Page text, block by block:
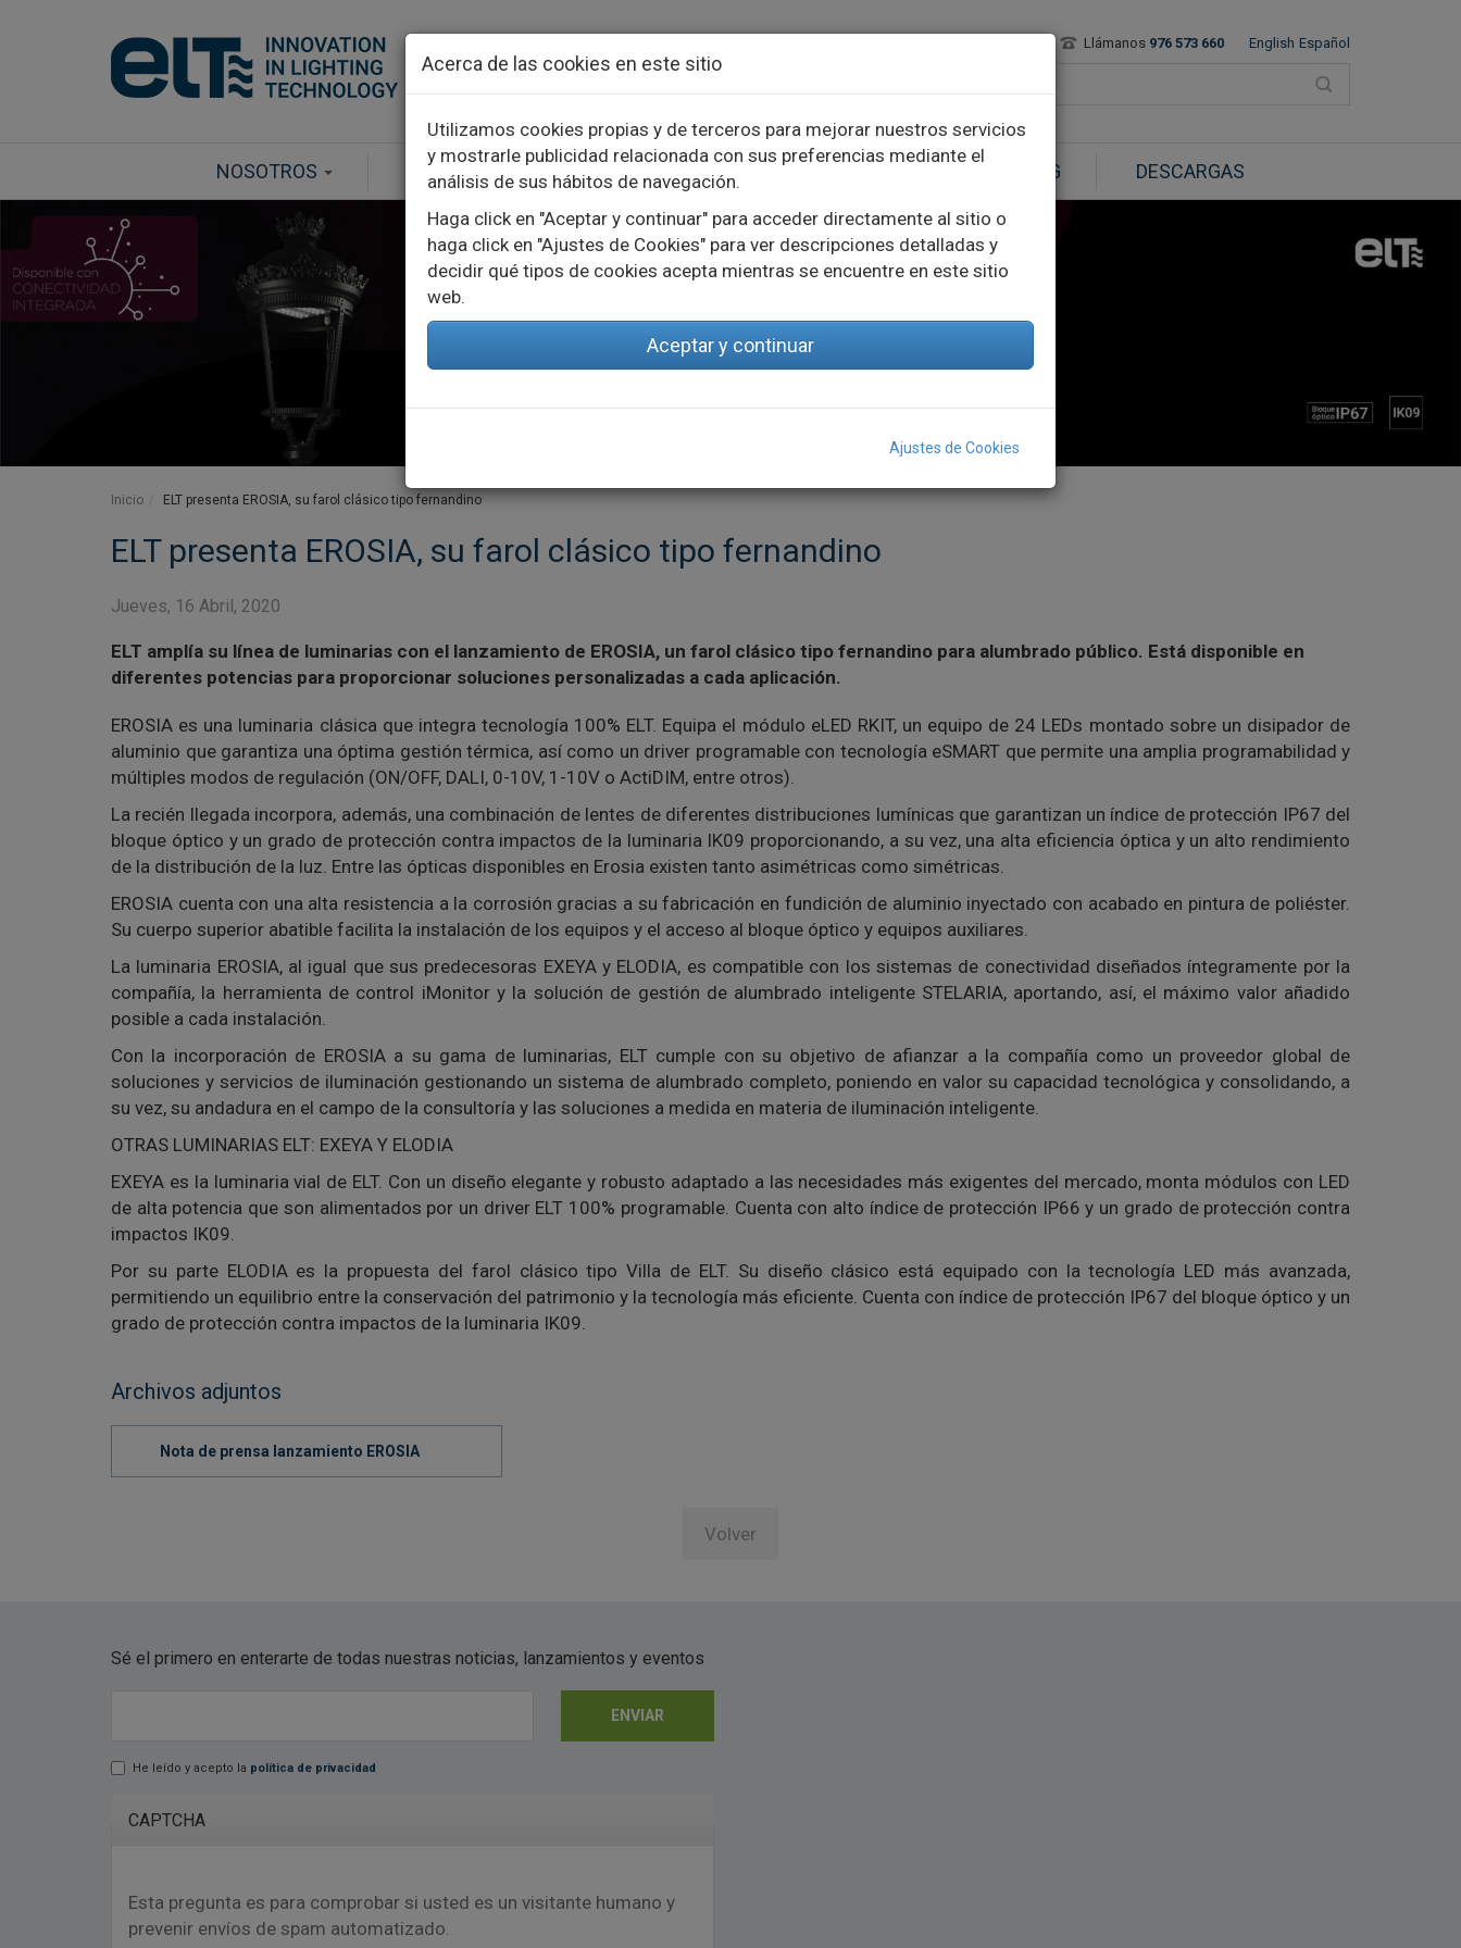
Acerca de las cookies en este sitio
Utilizamos cookies propias y de terceros para mejorar nuestros servicios
y mostrarle publicidad relacionada con sus preferencias mediante el
análisis de sus hábitos de navegación.
Haga click en "Aceptar y continuar" para acceder directamente al sitio o
haga click en "Ajustes de Cookies" para ver descripciones detalladas y
decidir qué tipos de cookies acepta mientras se encuentre en este sitio
web.
Aceptar y continuar
Ajustes de Cookies
Llámanos 976 573 660 English Español
NOSOTROS PRODUCTOS INNOVACIÓN BLOG DESCARGAS
Inicio ELT presenta EROSIA, su farol clásico tipo fernandino
ELT presenta EROSIA, su farol clásico tipo fernandino
Jueves, 16 Abril, 2020
ELT amplía su línea de luminarias con el lanzamiento de EROSIA, un farol clásico tipo fernandino para alumbrado público. Está disponible en
diferentes potencias para proporcionar soluciones personalizadas a cada aplicación.
EROSIA es una luminaria clásica que integra tecnología 100% ELT. Equipa el módulo eLED RKIT, un equipo de 24 LEDs montado sobre un disipador de
aluminio que garantiza una óptima gestión térmica, así como un driver programable con tecnología eSMART que permite una amplia programabilidad y
múltiples modos de regulación (ON/OFF, DALI, 0-10V, 1-10V o ActiDIM, entre otros).
La recién llegada incorpora, además, una combinación de lentes de diferentes distribuciones lumínicas que garantizan un índice de protección IP67 del
bloque óptico y un grado de protección contra impactos de la luminaria IK09 proporcionando, a su vez, una alta eficiencia óptica y un alto rendimiento
de la distribución de la luz. Entre las ópticas disponibles en Erosia existen tanto asimétricas como simétricas.
EROSIA cuenta con una alta resistencia a la corrosión gracias a su fabricación en fundición de aluminio inyectado con acabado en pintura de poliéster.
Su cuerpo superior abatible facilita la instalación de los equipos y el acceso al bloque óptico y equipos auxiliares.
La luminaria EROSIA, al igual que sus predecesoras EXEYA y ELODIA, es compatible con los sistemas de conectividad diseñados íntegramente por la
compañía, la herramienta de control iMonitor y la solución de gestión de alumbrado inteligente STELARIA, aportando, así, el máximo valor añadido
posible a cada instalación.
Con la incorporación de EROSIA a su gama de luminarias, ELT cumple con su objetivo de afianzar a la compañía como un proveedor global de
soluciones y servicios de iluminación gestionando un sistema de alumbrado completo, poniendo en valor su capacidad tecnológica y consolidando, a
su vez, su andadura en el campo de la consultoría y las soluciones a medida en materia de iluminación inteligente.
OTRAS LUMINARIAS ELT: EXEYA Y ELODIA
EXEYA es la luminaria vial de ELT. Con un diseño elegante y robusto adaptado a las necesidades más exigentes del mercado, monta módulos con LED
de alta potencia que son alimentados por un driver ELT 100% programable. Cuenta con alto índice de protección IP66 y un grado de protección contra
impactos IK09.
Por su parte ELODIA es la propuesta del farol clásico tipo Villa de ELT. Su diseño clásico está equipado con la tecnología LED más avanzada,
permitiendo un equilibrio entre la conservación del patrimonio y la tecnología más eficiente. Cuenta con índice de protección IP67 del bloque óptico y un
grado de protección contra impactos de la luminaria IK09.
Archivos adjuntos
Nota de prensa lanzamiento EROSIA
Volver
Sé el primero en enterarte de todas nuestras noticias, lanzamientos y eventos
He leído y acepto la política de privacidad
CAPTCHA
Esta pregunta es para comprobar si usted es un visitante humano y
prevenir envíos de spam automatizado.
ENVIAR